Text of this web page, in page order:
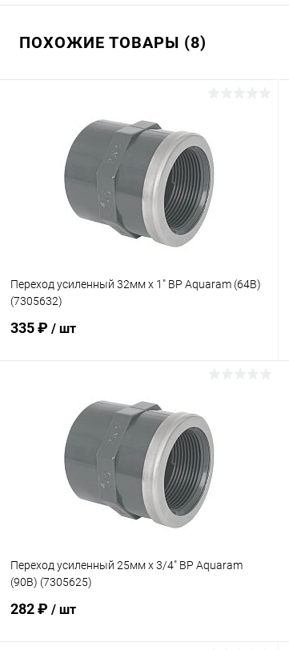
ПОХОЖИЕ ТОВАРЫ (8)
Переход усиленный 32мм x 1" ВР Aquaram (64В)
(7305632)
335 ₽ / шт
В избранное
К сравнению Под заказ
Переход усиленный 25мм x 3/4" ВР Aquaram
(90В) (7305625)
282 ₽ / шт